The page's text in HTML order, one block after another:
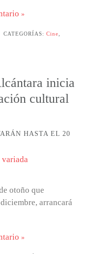
CATEGORÍAS: Cine
inicia
cultural
HASTA EL 20
otoño que
arrancará